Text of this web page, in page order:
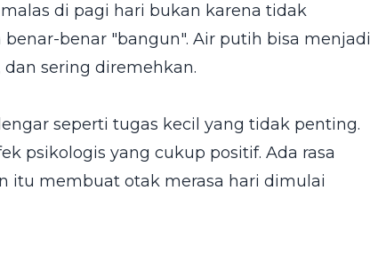
di pagi hari bukan karena tidak
benar "bangun". Air putih bisa menjadi
sering diremehkan.
seperti tugas kecil yang tidak penting.
psikologis yang cukup positif. Ada rasa
itu membuat otak merasa hari dimulai